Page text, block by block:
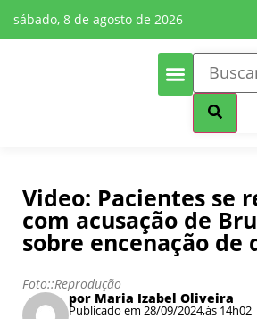
sábado, 8 de agosto de 2026
Video: Pacientes se
com acusação de
sobre encenação de
Foto::Reprodução
por Maria Izabel Oliveira
Publicado em 28/09/2024,às 14h02